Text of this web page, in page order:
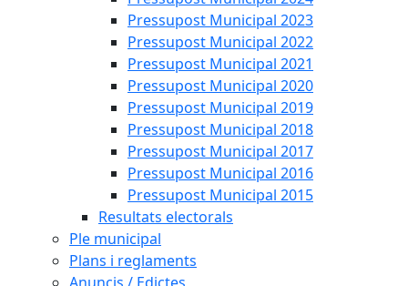
Pressupost Municipal 2023
Pressupost Municipal 2022
Pressupost Municipal 2021
Pressupost Municipal 2020
Pressupost Municipal 2019
Pressupost Municipal 2018
Pressupost Municipal 2017
Pressupost Municipal 2016
Pressupost Municipal 2015
Resultats electorals
Ple municipal
Plans i reglaments